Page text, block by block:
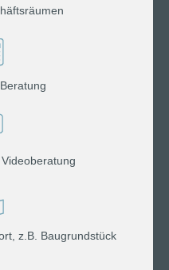
z.B. Baugrundstück